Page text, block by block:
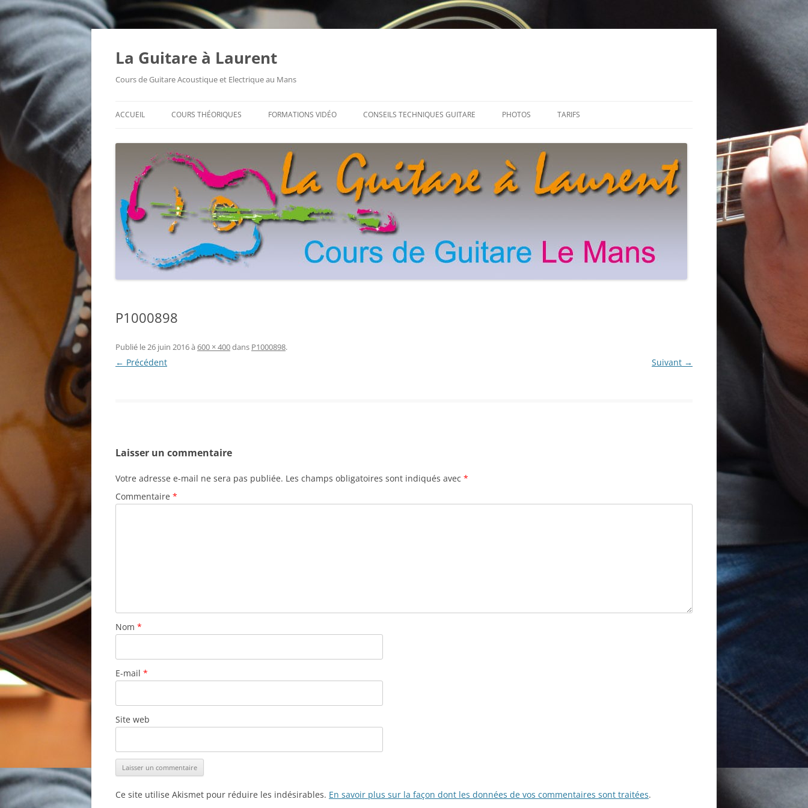
Aller
La Guitare à Laurent
Cours de Guitare Acoustique et Electrique au Mans
ACCUEIL COURS THÉORIQUES FORMATIONS VIDÉO CONSEILS TECHNIQUES GUITARE PHOTOS TARIFS
P1000898
Publié le26 juin 2016à 600 × 400dans P1000898.
← Précédent Suivant →
Laisser un commentaire
Votre adresse e-mail ne sera pas publiée. Les champs obligatoires sont indiqués avec *
Commentaire *
Nom *
E-mail *
Site web
Ce site utilise Akismet pour réduire les indésirables. En savoir plus sur la façon dont les données de vos commentaires sont traitées.